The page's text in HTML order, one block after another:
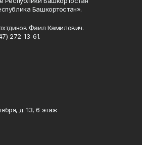
Башкортостан».
Фаил Камилович.
272-13-61.
д. 13, 6 этаж